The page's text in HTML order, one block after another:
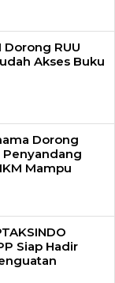
Dorong RUU
Akses Buku
Dorong
Penyandang
Mampu
Siap Hadir